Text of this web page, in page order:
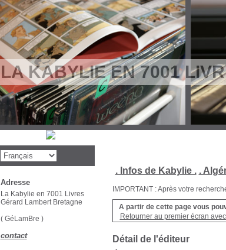
LA KABYLIE EN 7001
. Infos de Kabylie . .
IMPORTANT : Après votre
A partir de cette page vous
Retourner au premier écran
Détail de l'éditeur
Adresse
La Kabylie en 7001 Livres
Gérard Lambert Bretagne
( GéLamBre )
contact